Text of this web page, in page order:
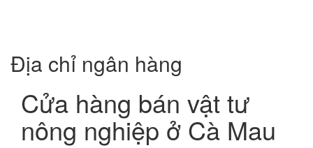
Địa chỉ ngân hàng
Cửa hàng bán vật tư
nông nghiệp ở Cà Mau